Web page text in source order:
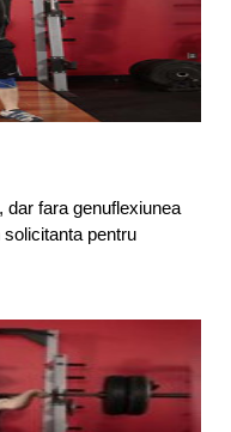
fara genuflexiunea
pentru